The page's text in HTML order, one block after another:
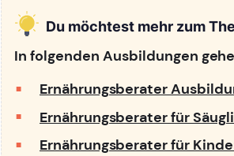
Du möchtest mehr zum
In folgenden Ausbildungen
Ernährungsberater
Ernährungsberater für
Ernährungsberater für